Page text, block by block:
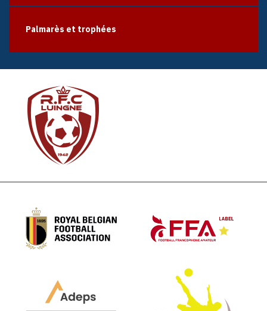
Palmarès et trophées